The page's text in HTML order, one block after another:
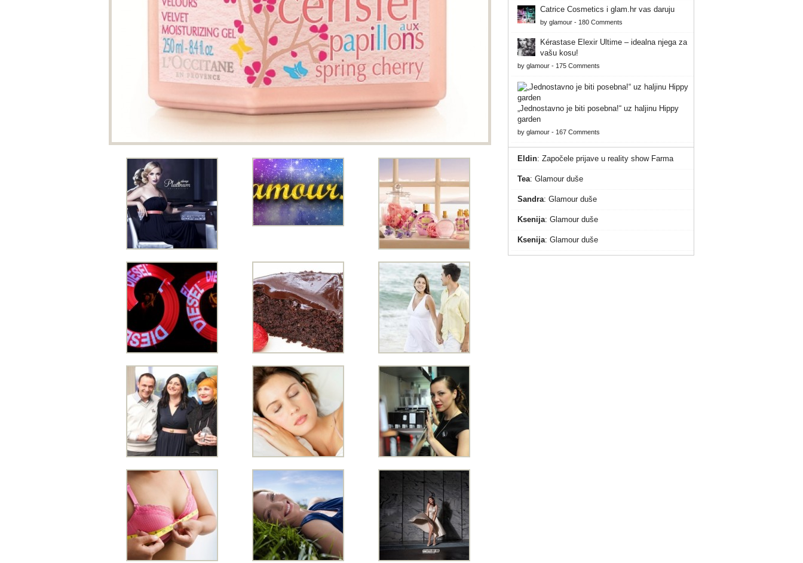
Catrice Cosmetics i glam.hr vas daruju
by glamour - 180 Comments
Kérastase Elexir Ultime – idealna njega za
vašu kosu!
by glamour - 175 Comments
„Jednostavno je biti posebna!“ uz haljinu Hippy
garden
by glamour - 167 Comments
Eldin: Započele prijave u reality show Farma
Tea: Glamour duše
Sandra: Glamour duše
Ksenija: Glamour duše
Ksenija: Glamour duše